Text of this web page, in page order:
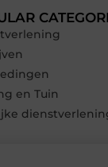
en Tuin